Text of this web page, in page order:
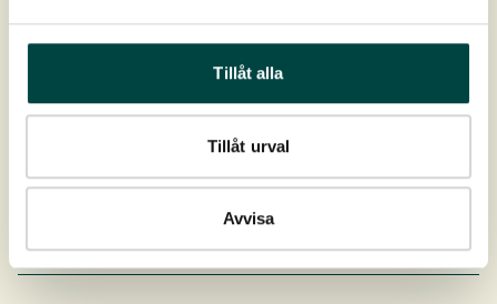
Tillåt alla
Tillåt urval
Avvisa